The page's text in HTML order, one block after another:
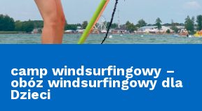
camp windsurfingowy –
obóz windsurfingowy dla
Dzieci